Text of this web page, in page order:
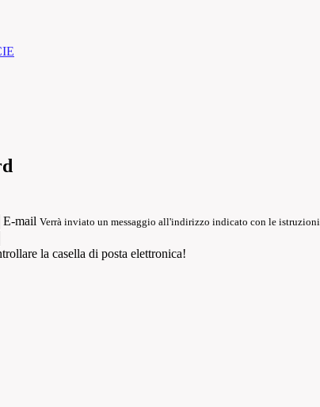
E-mail Verrà inviato un messaggio all'indirizzo indicato con le istruzioni
la casella di posta elettronica!